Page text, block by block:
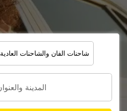
شاحنات الفان والشاحنات العادية